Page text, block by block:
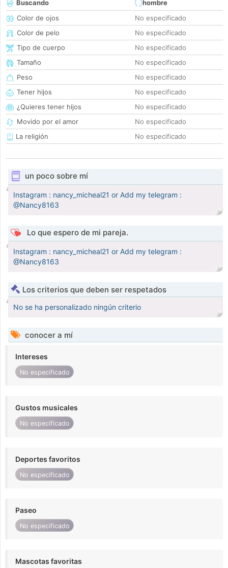
Buscando
hombre
Color de ojos
No especificado
Color de pelo
No especificado
Tipo de cuerpo
No especificado
Tamaño
No especificado
Peso
No especificado
Tener hijos
No especificado
¿Quieres tener hijos
No especificado
Movido por el amor
No especificado
La religión
No especificado
un poco sobre mí
Instagram : nancy_micheal21 or Add my telegram :
@Nancy8163
Lo que espero de mi pareja.
Instagram : nancy_micheal21 or Add my telegram :
@Nancy8163
Los criterios que deben ser respetados
No se ha personalizado ningún criterio
conocer a mí
Intereses
No especificado
Gustos musicales
No especificado
Deportes favoritos
No especificado
Paseo
No especificado
Mascotas favoritas